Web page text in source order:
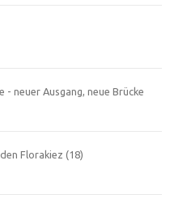
- neuer Ausgang, neue Brücke
Florakiez (18)